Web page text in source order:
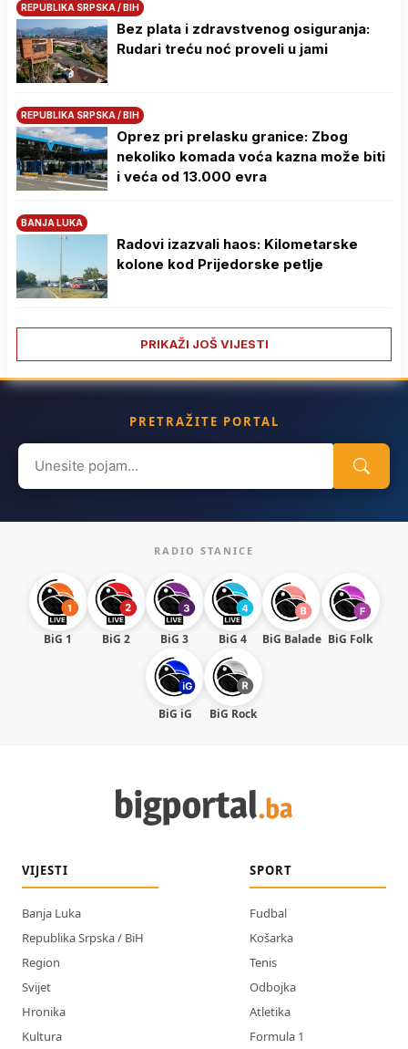
REPUBLIKA SRPSKA / BIH
Bez plata i zdravstvenog osiguranja:
Rudari treću noć proveli u jami
REPUBLIKA SRPSKA / BIH
Oprez pri prelasku granice: Zbog
nekoliko komada voća kazna može biti
i veća od 13.000 evra
BANJA LUKA
Radovi izazvali haos: Kilometarske
kolone kod Prijedorske petlje
PRIKAŽI JOŠ VIJESTI
PRETRAŽITE PORTAL
Search
for:
RADIO STANICE
BiG 1 BiG 2 BiG 3 BiG 4 BiG Balade BiG Folk
BiG iG BiG Rock
VIJESTI
Banja Luka
Republika Srpska / BiH
Region
Svijet
Hronika
Kultura
SPORT
Fudbal
Košarka
Tenis
Odbojka
Atletika
Formula 1